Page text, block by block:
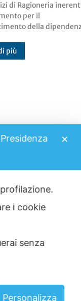
di Ragioneria
per il
della
procedurali
necessaria per
più
Allievi
2023
No a
✕
i cookie
senza
Personalizza